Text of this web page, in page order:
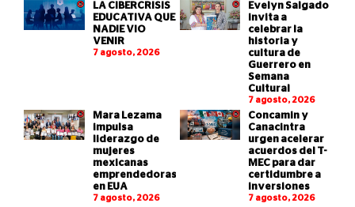
LA CIBERCRISIS
EDUCATIVA QUE
NADIE VIO
VENIR
7 agosto, 2026
Evelyn Salgado
invita a
celebrar la
historia y
cultura de
Guerrero en
Semana
Cultural
7 agosto, 2026
Mara Lezama
impulsa
liderazgo de
mujeres
mexicanas
emprendedoras
en EUA
7 agosto, 2026
Concamin y
Canacintra
urgen acelerar
acuerdos del T-
MEC para dar
certidumbre a
inversiones
7 agosto, 2026